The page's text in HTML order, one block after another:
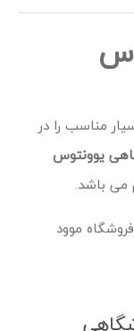
مناسب را در
یوونتوس
می باشد.
موود